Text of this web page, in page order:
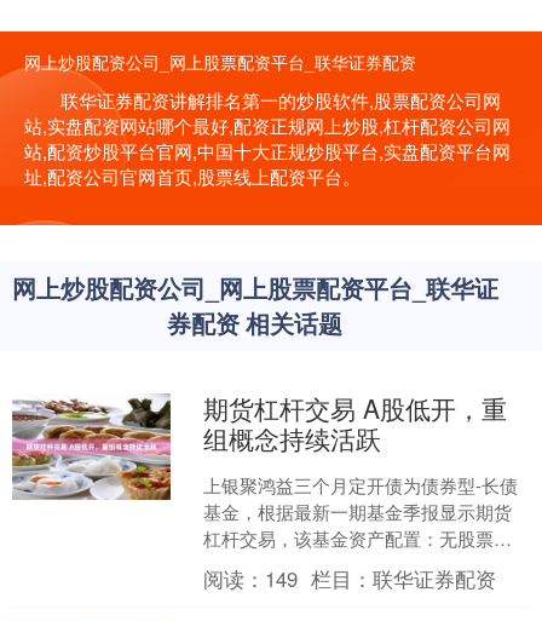
网上炒股配资公司_网上股票配资平台_联华证券配资
联华证券配资讲解排名第一的炒股软件,股票配资公司网
站,实盘配资网站哪个最好,配资正规网上炒股,杠杆配资公司网
站,配资炒股平台官网,中国十大正规炒股平台,实盘配资平台网
址,配资公司官网首页,股票线上配资平台。
网上炒股配资公司_网上股票配资平台_联华证
券配资 相关话题
期货杠杆交易 A股低开，重
组概念持续活跃
上银聚鸿益三个月定开债为债券型-长债
基金，根据最新一期基金季报显示期货
杠杆交易，该基金资产配置：无股票类
资产，债券占净值比136.61%，现金占净
值比0.64%....
阅读： 149 栏目：联华证券配资